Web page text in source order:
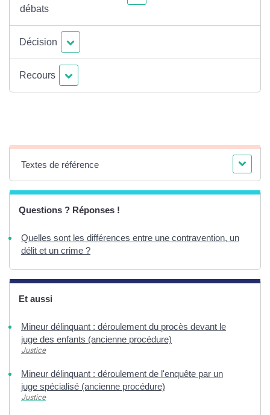
débats
Décision
Recours
Textes de référence
Questions ? Réponses !
Quelles sont les différences entre une contravention, un
délit et un crime ?
Et aussi
Mineur délinquant : déroulement du procès devant le
juge des enfants (ancienne procédure)
Justice
Mineur délinquant : déroulement de l'enquête par un
juge spécialisé (ancienne procédure)
Justice